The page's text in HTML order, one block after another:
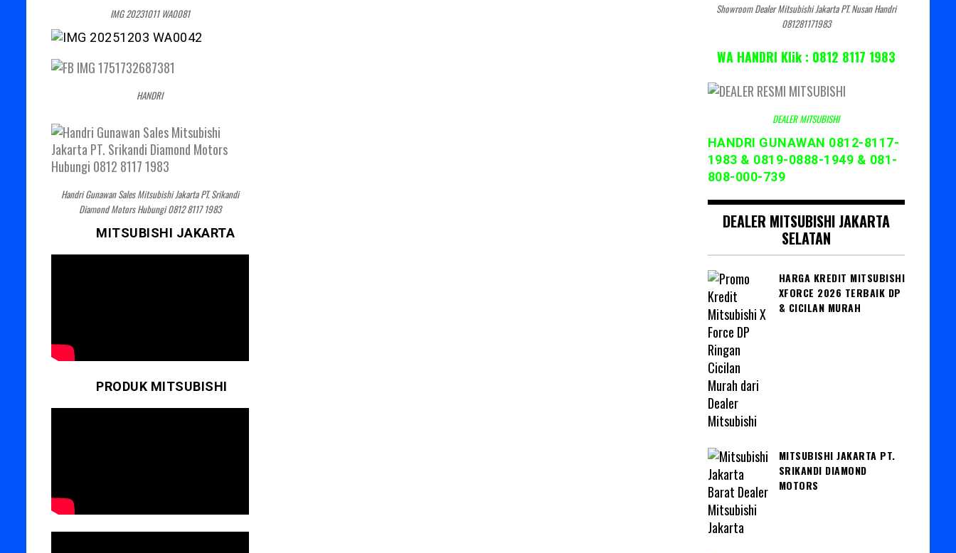
IMG 20231011 WA0081
HANDRI
Handri Gunawan Sales Mitsubishi Jakarta PT. Srikandi
Diamond Motors Hubungi 0812 8117 1983
MITSUBISHI JAKARTA
PRODUK MITSUBISHI
Showroom Dealer Mitsubishi Jakarta PT. Nusan Handri
081281171983
WA HANDRI Klik : 0812 8117 1983
DEALER MITSUBISHI
HANDRI GUNAWAN 0812-8117-
1983 & 0819-0888-1949 & 081-
808-000-739
DEALER MITSUBISHI JAKARTA
SELATAN
HARGA KREDIT MITSUBISHI
XFORCE 2026 TERBAIK DP
& CICILAN MURAH
MITSUBISHI JAKARTA PT.
SRIKANDI DIAMOND
MOTORS